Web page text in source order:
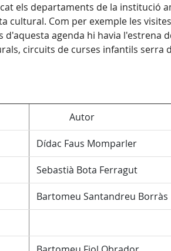
els departaments de la institució
cultural. Com per exemple les visites
agenda hi havia l'estrena
circuits de curses infantils serra
Autor
Dídac Faus Momparler
Sebastià Bota Ferragut
Bartomeu Santandreu Borràs